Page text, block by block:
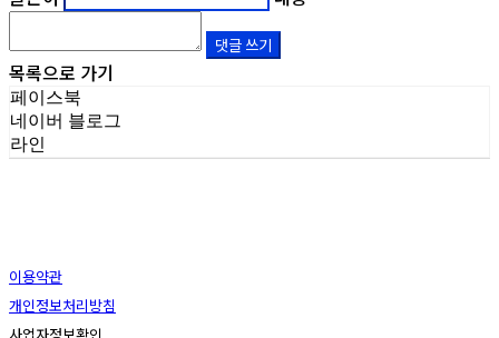
댓글 쓰기
목록으로 가기
페이스북
네이버 블로그
라인
이용약관
개인정보처리방침
사업자정보확인